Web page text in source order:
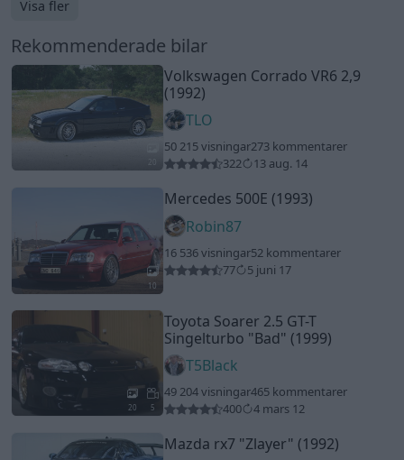
Visa fler
Rekommenderade bilar
Volkswagen Corrado VR6 2,9
(1992)
TLO
50 215 visningar273 kommentarer
322
13 aug. 14
10
Mercedes 500E (1993)
Robin87
16 536 visningar52 kommentarer
77
5 juni 17
20 5
Toyota Soarer 2.5 GT-T
Singelturbo "Bad" (1999)
T5Black
49 204 visningar465 kommentarer
400
4 mars 12
Mazda rx7 "Zlayer" (1992)